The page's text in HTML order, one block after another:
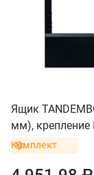
Ящик
мм), крепление
Комплект